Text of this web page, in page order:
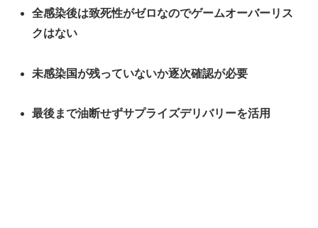
全感染後は致死性がゼロなのでゲームオーバーリス
クはない
未感染国が残っていないか逐次確認が必要
最後まで油断せずサプライズデリバリーを活用